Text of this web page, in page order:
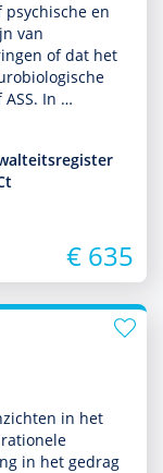
psychische en
van
of dat het
In …
€ 635
in het
in het gedrag